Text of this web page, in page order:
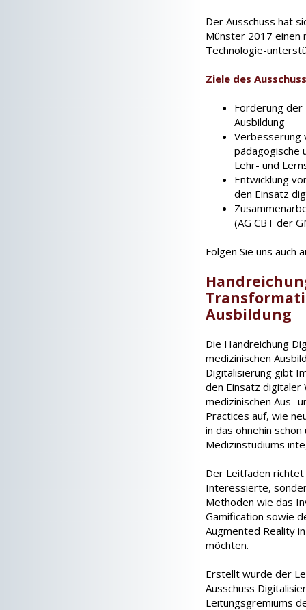
Der Ausschuss hat
Münster 2017 einen
Technologie-
Ziele des
Förderung der
Ausbildung
Verbesserung
pädagogische
Lehr- und
Entwicklung
den Einsatz
(AG CBT der
Folgen Sie uns auch
Ausbildung
Die Handreichung
medizinischen
Digitalisierung gibt
den Einsatz digitaler
medizinischen Aus-
Practices auf, wie
in das ohnehin
Medizinstudiums
Der Leitfaden
Interessierte,
Methoden wie das
Gamification sowie
Augmented Reality
möchten.
Erstellt wurde der
Ausschuss
Leitungsgremiums